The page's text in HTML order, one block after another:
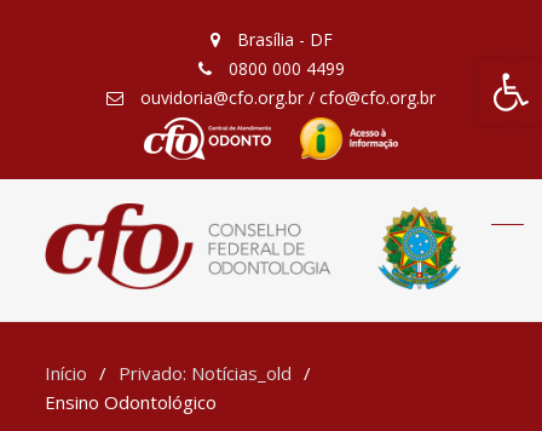
Barra
Brasília - DF
0800 000 4499
ouvidoria@cfo.org.br / cfo@cfo.org.br
Início
Privado: Notícias_old
Ensino Odontológico